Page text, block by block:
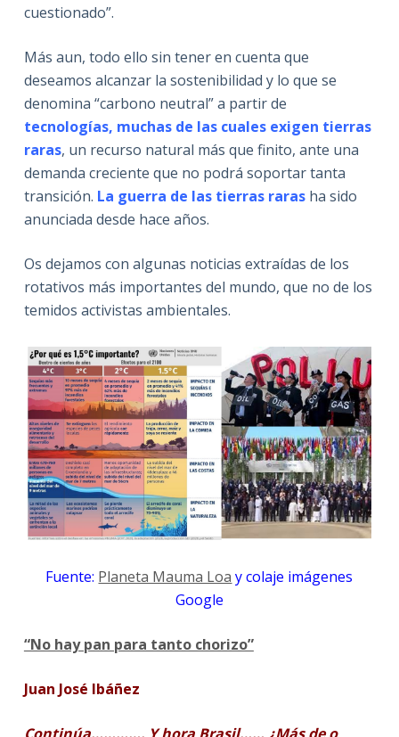
cuestionado”.
Más aun, todo ello sin tener en cuenta que
deseamos alcanzar la sostenibilidad y lo que se
denomina “carbono neutral” a partir de
tecnologías, muchas de las cuales exigen tierras
raras, un recurso natural más que finito, ante una
demanda creciente que no podrá soportar tanta
transición. La guerra de las tierras rarasha sido
anunciada desde hace años.
Os dejamos con algunas noticias extraídas de los
rotativos más importantes del mundo, que no de los
temidos activistas ambientales.
Fuente: Planeta Mauma Loa y colaje imágenes
Google
“No hay pan para tanto chorizo”
Juan José Ibáñez